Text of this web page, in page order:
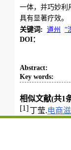
一体，并巧妙利
具有显著疗效。
关键词 : 道州 “
DOI：
Abstract:
Key words:
相似文献(共1
[1]丁莹.电商